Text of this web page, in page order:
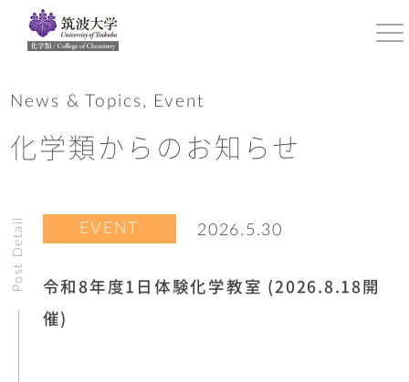
News & Topics, Event
化学類からのお知らせ
Post Detail EVENT 2026.5.30
令和8年度1日体験化学教室 (2026.8.18開
催)